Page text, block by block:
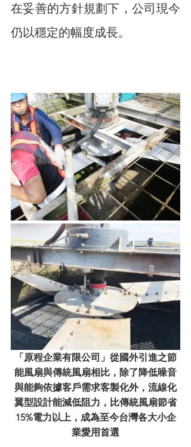
在妥善的方針規劃下，公司現今
仍以穩定的幅度成長。
「原程企業有限公司」從國外引進之節
能風扇與傳統風扇相比，除了降低噪音
與能夠依據客戶需求客製化外，流線化
翼型設計能減低阻力，比傳統風扇節省
15%電力以上，成為至今台灣各大小企
業愛用首選